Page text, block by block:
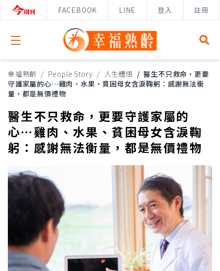
FACEBOOK LINE 登入 註冊
Open menu
幸福熟齡 / People Story / 人生體悟 / 醫生不只救命，更要
守護家屬的心…雞肉、水果、貧困母女含淚鞠躬：感謝無法衡
量，都是無價禮物
醫生不只救命，更要守護家屬的
心…雞肉、水果、貧困母女含淚鞠
躬：感謝無法衡量，都是無價禮物